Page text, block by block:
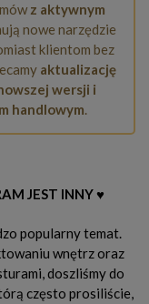
z aktywnym
nowe narzędzie
klientom bez
aktualizację
wersji i
handlowym.
JEST INNY ♥
popularny temat.
wnętrz oraz
doszliśmy do
często prosiliście,